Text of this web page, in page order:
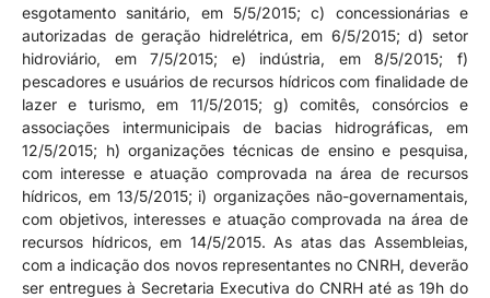
esgotamento sanitário, em 5/5/2015; c) concessionárias e
autorizadas de geração hidrelétrica, em 6/5/2015; d) setor
hidroviário, em 7/5/2015; e) indústria, em 8/5/2015; f)
pescadores e usuários de recursos hídricos com finalidade de
lazer e turismo, em 11/5/2015; g) comitês, consórcios e
associações intermunicipais de bacias hidrográficas, em
12/5/2015; h) organizações técnicas de ensino e pesquisa,
com interesse e atuação comprovada na área de recursos
hídricos, em 13/5/2015; i) organizações não-governamentais,
com objetivos, interesses e atuação comprovada na área de
recursos hídricos, em 14/5/2015. As atas das Assembleias,
com a indicação dos novos representantes no CNRH, deverão
ser entregues à Secretaria Executiva do CNRH até as 19h do